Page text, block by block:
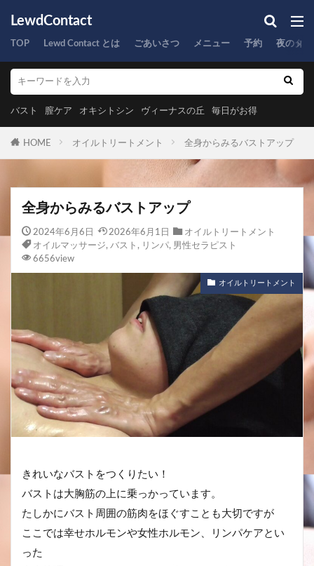
LewdContact
TOP Lewd Contact とは ごあいさつ メニュー 予約 夜のタ
バスト 膣ケア オキシトシン ヴィーナスの丘 毎日がお得
HOME オイルトリートメント 全身からみるバストアップ
全身からみるバストアップ
2024年6月6日 2026年6月1日
オイルトリートメント
オイルマッサージ, バスト , リンパ, 男性セラピスト
6656view
オイルトリートメント
きれいなバストをつくりたい！
バストは大胸筋の上に乗っかっています。
たしかにバスト周囲の筋肉をほぐすことも大切ですが
ここでは幸せホルモンや女性ホルモン、リンパケアとい
った